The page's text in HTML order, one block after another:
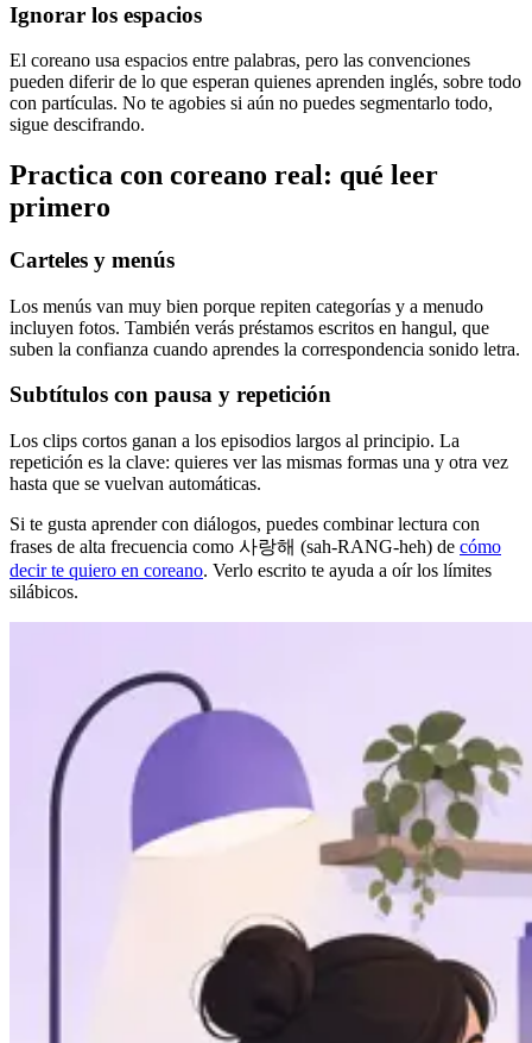
Ignorar los espacios
El coreano usa espacios entre palabras, pero las convenciones
pueden diferir de lo que esperan quienes aprenden inglés, sobre todo
con partículas. No te agobies si aún no puedes segmentarlo todo,
sigue descifrando.
Practica con coreano real: qué leer
primero
Carteles y menús
Los menús van muy bien porque repiten categorías y a menudo
incluyen fotos. También verás préstamos escritos en hangul, que
suben la confianza cuando aprendes la correspondencia sonido letra.
Subtítulos con pausa y repetición
Los clips cortos ganan a los episodios largos al principio. La
repetición es la clave: quieres ver las mismas formas una y otra vez
hasta que se vuelvan automáticas.
Si te gusta aprender con diálogos, puedes combinar lectura con
frases de alta frecuencia como 사랑해 (sah-RANG-heh) de cómo
decir te quiero en coreano. Verlo escrito te ayuda a oír los límites
silábicos.